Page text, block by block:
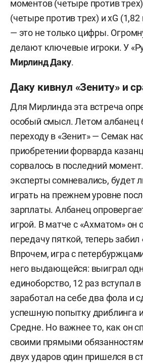
моментов (четыре против
(четыре против трех) и xG
— это не только цифры.
делают ключевые игроки. У
Мирлинд Даку.
Даку кивнул «Зениту» и
Для Мирлинда эта встреча
особый смысл. Летом албанец
переходу в «Зенит» — Семак
приобретении форварда
сорвалось в последний
эксперты сомневались, будет
играть на прежнем уровне
зарплаты. Албанец
игрой. В матче с «Ахматом» он
передачу пяткой, теперь забил
Впрочем, игра с
него выдающейся: выиграл
единоборство, 12 раз вступал
заработал на себе два фола и
успешную попытку дриблинга
Средне. Но важнее то, как он
своими прямыми
двух ударов один пришелся в